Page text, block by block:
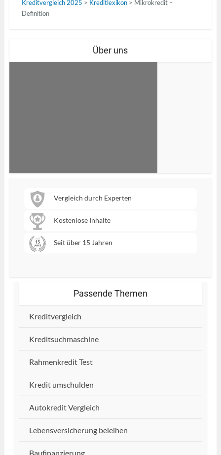
Kreditvergleich 2025 > Kreditlexikon> Mikrokredit –
Definition
Über uns
Vergleich durch Experten
Kostenlose Inhalte
Seit über 15 Jahren
Passende Themen
Kreditvergleich
Kreditsuchmaschine
Rahmenkredit Test
Kredit umschulden
Autokredit Vergleich
Lebensversicherung beleihen
Baufinanzierung